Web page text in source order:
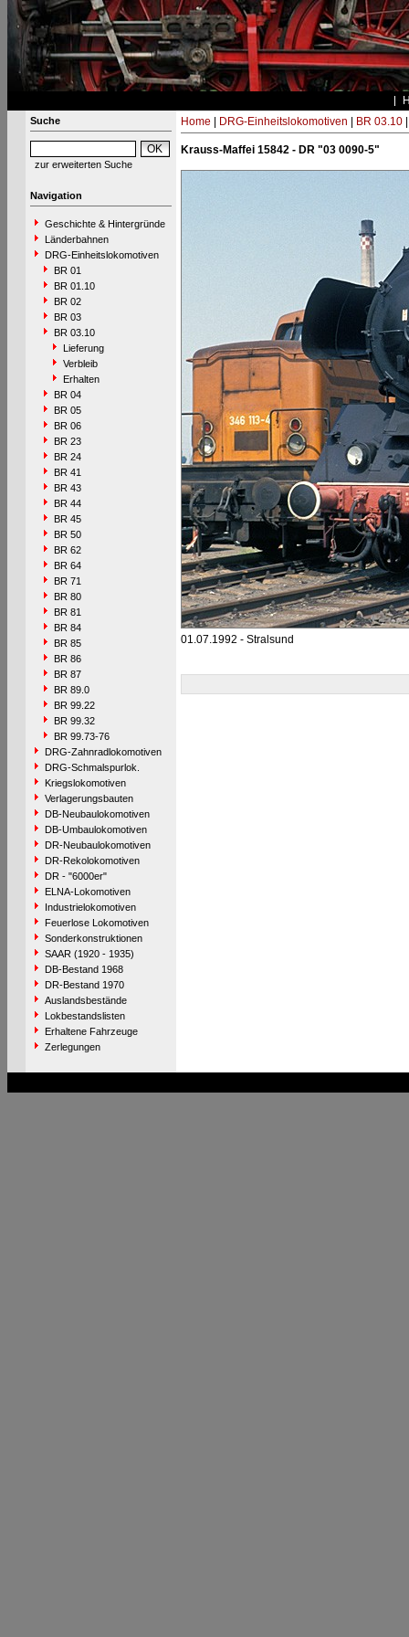
Suche
zur erweiterten Suche
Navigation
Geschichte & Hintergründe
Länderbahnen
DRG-Einheitslokomotiven
BR 01
BR 01.10
BR 02
BR 03
BR 03.10
Lieferung
Verbleib
Erhalten
BR 04
BR 05
BR 06
BR 23
BR 24
BR 41
BR 43
BR 44
BR 45
BR 50
BR 62
BR 64
BR 71
BR 80
BR 81
BR 84
BR 85
BR 86
BR 87
BR 89.0
BR 99.22
BR 99.32
BR 99.73-76
DRG-Zahnradlokomotiven
DRG-Schmalspurlok.
Kriegslokomotiven
Verlagerungsbauten
DB-Neubaulokomotiven
DB-Umbaulokomotiven
DR-Neubaulokomotiven
DR-Rekolokomotiven
DR - "6000er"
ELNA-Lokomotiven
Industrielokomotiven
Feuerlose Lokomotiven
Sonderkonstruktionen
SAAR (1920 - 1935)
DB-Bestand 1968
DR-Bestand 1970
Auslandsbestände
Lokbestandslisten
Erhaltene Fahrzeuge
Zerlegungen
Home DRG-Einheitslokomotiven BR 03.10
Krauss-Maffei 15842 - DR "03 0090-5"
01.07.1992 - Stralsund